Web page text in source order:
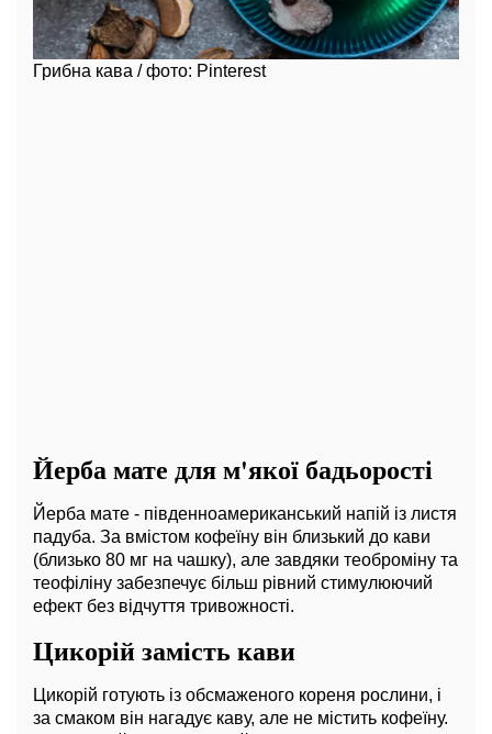
Грибна кава / фото: Pinterest
Йерба мате для м'якої бадьорості
Йерба мате - південноамериканський напій із листя
падуба. За вмістом кофеїну він близький до кави
(близько 80 мг на чашку), але завдяки теоброміну та
теофіліну забезпечує більш рівний стимулюючий
ефект без відчуття тривожності.
Цикорій замість кави
Цикорій готують із обсмаженого кореня рослини, і
за смаком він нагадує каву, але не містить кофеїну.